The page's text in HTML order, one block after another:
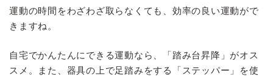
運動の時間をわざわざ取らなくても、効率の良い運動がで
きますね。
自宅でかんたんにできる運動なら、「踏み台昇降」がオス
スメ。また、器具の上で足踏みをする「ステッパー」を使